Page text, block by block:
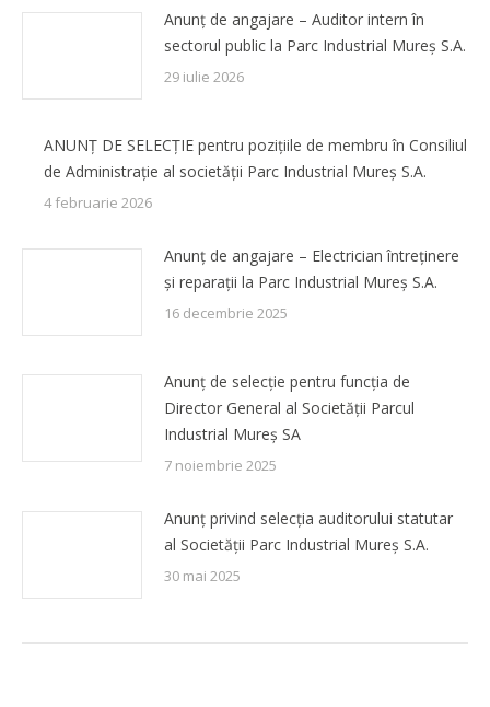
Anunț de angajare – Auditor intern în
sectorul public la Parc Industrial Mureș S.A.
29 iulie 2026
ANUNȚ DE SELECȚIE pentru pozițiile de membru în Consiliul
de Administrație al societății Parc Industrial Mureș S.A.
4 februarie 2026
Anunț de angajare – Electrician întreținere
și reparații la Parc Industrial Mureș S.A.
16 decembrie 2025
Anunț de selecție pentru funcția de
Director General al Societății Parcul
Industrial Mureș SA
7 noiembrie 2025
Anunț privind selecția auditorului statutar
al Societății Parc Industrial Mureș S.A.
30 mai 2025